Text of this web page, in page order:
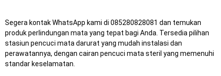
Segera kontak WhatsApp kami di 085280828081 dan temukan
produk perlindungan mata yang tepat bagi Anda. Tersedia pilihan
stasiun pencuci mata darurat yang mudah instalasi dan
perawatannya, dengan cairan pencuci mata steril yang memenuhi
standar keselamatan.